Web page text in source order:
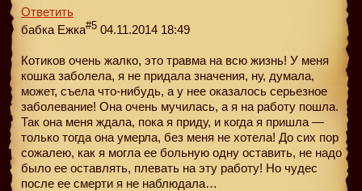
Ответить
бабка Ежка#5 04.11.2014 18:49
Котиков очень жалко, это травма на всю жизнь! У меня
кошка заболела, я не придала значения, ну, думала,
может, съела что-нибудь, а у нее оказалось серьезное
заболевание! Она очень мучилась, а я на работу пошла.
Так она меня ждала, пока я приду, и когда я пришла —
только тогда она умерла, без меня не хотела! До сих пор
сожалею, как я могла ее больную одну оставить, не надо
было ее оставлять, плевать на эту работу! Но чудес
после ее смерти я не наблюдала…